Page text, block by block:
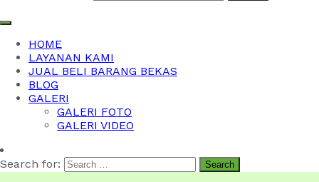
HOME
LAYANAN KAMI
JUAL BELI BARANG BEKAS
BLOG
GALERI
GALERI FOTO
GALERI VIDEO
Search for: